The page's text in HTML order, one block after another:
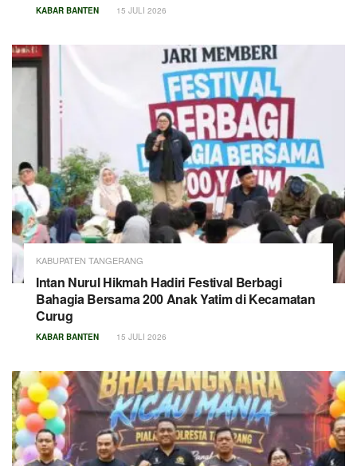
KABAR BANTEN 15 JULI 2026
KABUPATEN TANGERANG
Intan Nurul Hikmah Hadiri Festival Berbagi
Bahagia Bersama 200 Anak Yatim di Kecamatan
Curug
KABAR BANTEN 15 JULI 2026